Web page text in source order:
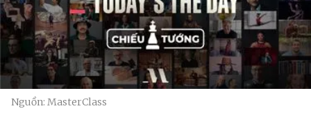
Nguồn: MasterClass